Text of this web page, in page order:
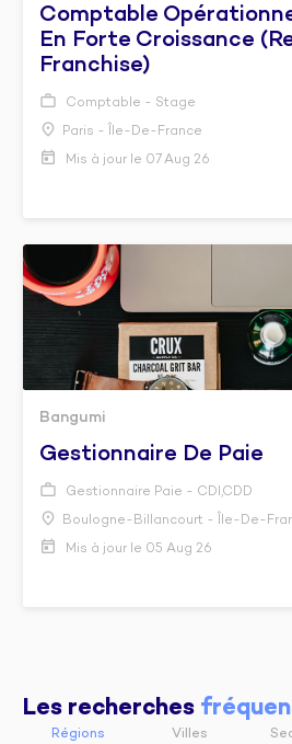
Comptable
En Forte Croissance
Franchise)
Comptable - Stage
Paris - Île-De-France
Mis à jour le 07 Aug 26
Bangumi
Gestionnaire De Paie
Gestionnaire Paie - CDI,CDD
Boulogne-Billancourt - Île-De-
Mis à jour le 05 Aug 26
Les recherches
Régions Villes